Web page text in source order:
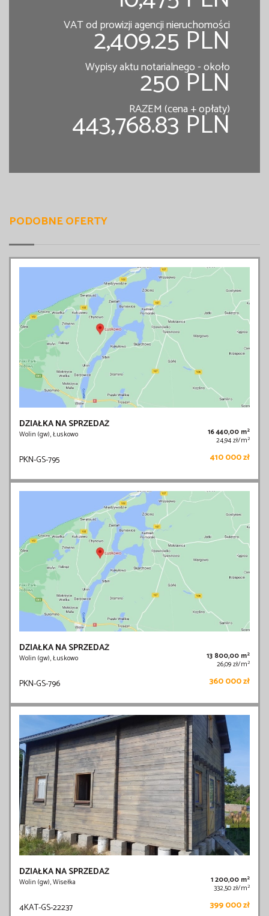
VAT od prowizji agencji nieruchomości
2,409.25 PLN
Wypisy aktu notarialnego - około
250 PLN
RAZEM (cena + opłaty)
443,768.83 PLN
PODOBNE OFERTY
DZIAŁKA NA SPRZEDAŻ
Wolin (gw), Łuskowo 16 440,00 m2
24,94 zł/m2
PKN-GS-795 410 000 zł
DZIAŁKA NA SPRZEDAŻ
Wolin (gw), Łuskowo 13 800,00 m2
26,09 zł/m2
PKN-GS-796 360 000 zł
DZIAŁKA NA SPRZEDAŻ
Wolin (gw), Wisełka 1 200,00 m2
332,50 zł/m2
4KAT-GS-22237 399 000 zł